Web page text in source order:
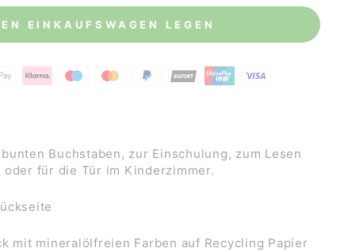
EINKAUFSWAGEN LEGEN
Buchstaben, zur Einschulung, zum Lesen
für die Tür im Kinderzimmer.
mit mineralölfreien Farben auf Recycling Papier